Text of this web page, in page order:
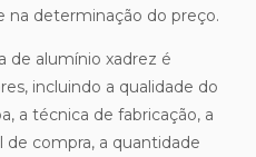
determinação do preço.
de alumínio xadrez é
incluindo a qualidade do
a técnica de fabricação, a
compra, a quantidade